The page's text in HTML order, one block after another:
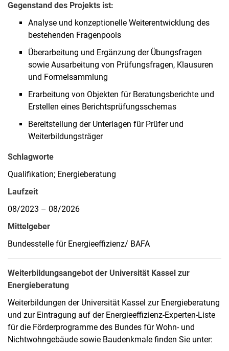
Gegenstand des Projekts ist:
Analyse und konzeptionelle Weiterentwicklung des
bestehenden Fragenpools
Überarbeitung und Ergänzung der Übungsfragen
sowie Ausarbeitung von Prüfungsfragen, Klausuren
und Formelsammlung
Erarbeitung von Objekten für Beratungsberichte und
Erstellen eines Berichtsprüfungsschemas
Bereitstellung der Unterlagen für Prüfer und
Weiterbildungsträger
Schlagworte
Qualifikation; Energieberatung
Laufzeit
08/2023 – 08/2026
Mittelgeber
Bundesstelle für Energieeffizienz/ BAFA
Weiterbildungsangebot der Universität Kassel zur
Energieberatung
Weiterbildungen der Universität Kassel zur Energieberatung
und zur Eintragung auf der Energieeffizienz-Experten-Liste
für die Förderprogramme des Bundes für Wohn- und
Nichtwohngebäude sowie Baudenkmale finden Sie unter: